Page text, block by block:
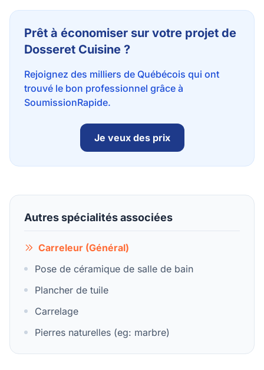
Prêt à économiser sur votre projet de
Dosseret Cuisine ?
Rejoignez des milliers de Québécois qui ont
trouvé le bon professionnel grâce à
SoumissionRapide.
Je veux des prix
Autres spécialités associées
Carreleur (Général)
Pose de céramique de salle de bain
Plancher de tuile
Carrelage
Pierres naturelles (eg: marbre)